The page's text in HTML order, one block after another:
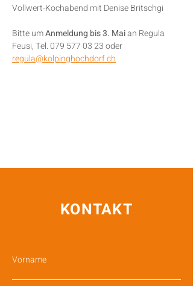
Vollwert-Kochabend mit Denise Britschgi
Bitte um Anmeldung bis 3. Mai an Regula
Feusi, Tel. 079 577 03 23 oder
regula@kolpinghochdorf.ch
KONTAKT
Vorname